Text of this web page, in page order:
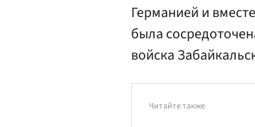
Германией и
была
войска
Читайте также